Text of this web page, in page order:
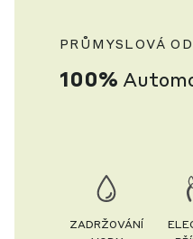
PRŮMYSLOVÁ
100%
ZADRŽOVÁNÍ